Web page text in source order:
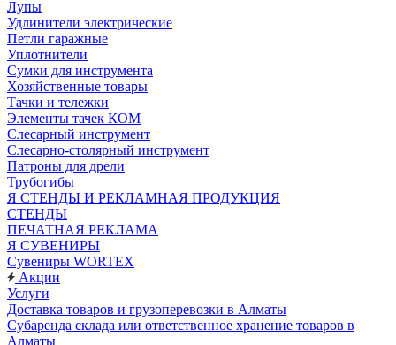
Лупы
Удлинители электрические
Петли гаражные
Уплотнители
Сумки для инструмента
Хозяйственные товары
Тачки и тележки
Элементы тачек КОМ
Слесарный инструмент
Слесарно-столярный инструмент
Патроны для дрели
Трубогибы
Я СТЕНДЫ И РЕКЛАМНАЯ ПРОДУКЦИЯ
СТЕНДЫ
ПЕЧАТНАЯ РЕКЛАМА
Я СУВЕНИРЫ
Сувениры WORTEX
Акции
Услуги
Доставка товаров и грузоперевозки в Алматы
Субаренда склада или ответственное хранение товаров в
Алматы